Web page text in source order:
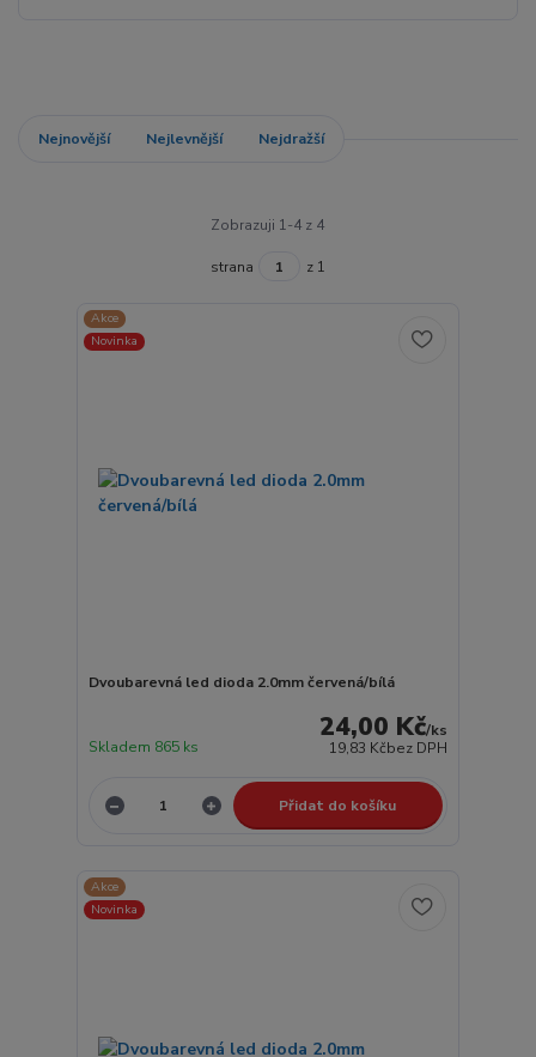
Nejnovější Nejlevnější Nejdražší
Zobrazuji 1-4 z 4
strana z 1
Akce
Novinka
Dvoubarevná led dioda 2.0mm červená/bílá
24,00 Kč/ks
19,83 Kčbez DPH
Skladem 865 ks
Přidat do košíku
Akce
Novinka